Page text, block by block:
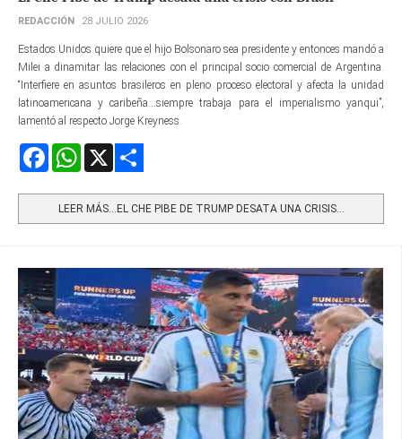
REDACCIÓN 28 JULIO 2026
Estados Unidos quiere que el hijo Bolsonaro sea presidente y entonces mandó a
Milei a dinamitar las relaciones con el principal socio comercial de Argentina.
“Interfiere en asuntos brasileros en pleno proceso electoral y afecta la unidad
latinoamericana y caribeña...siempre trabaja para el imperialismo yanqui”,
lamentó al respecto Jorge Kreyness.
FacebookWhatsApp
LEER MÁS…EL CHE PIBE DE TRUMP DESATA UNA CRISIS...